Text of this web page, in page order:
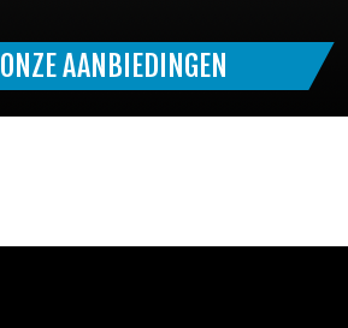
ONZE AANBIEDINGEN